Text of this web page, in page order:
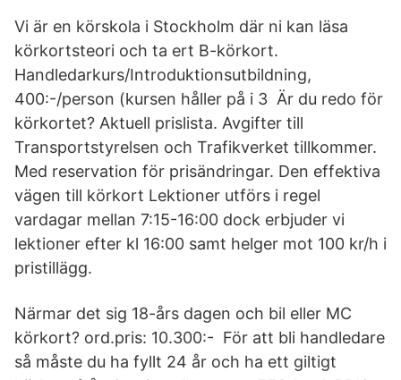
Vi är en körskola i Stockholm där ni kan läsa
körkortsteori och ta ert B-körkort.
Handledarkurs/Introduktionsutbildning,
400:-/person (kursen håller på i 3 Är du redo för
körkortet? Aktuell prislista. Avgifter till
Transportstyrelsen och Trafikverket tillkommer.
Med reservation för prisändringar. Den effektiva
vägen till körkort Lektioner utförs i regel
vardagar mellan 7:15-16:00 dock erbjuder vi
lektioner efter kl 16:00 samt helger mot 100 kr/h i
pristillägg.
Närmar det sig 18-års dagen och bil eller MC
körkort? ord.pris: 10.300:- För att bli handledare
så måste du ha fyllt 24 år och ha ett giltigt